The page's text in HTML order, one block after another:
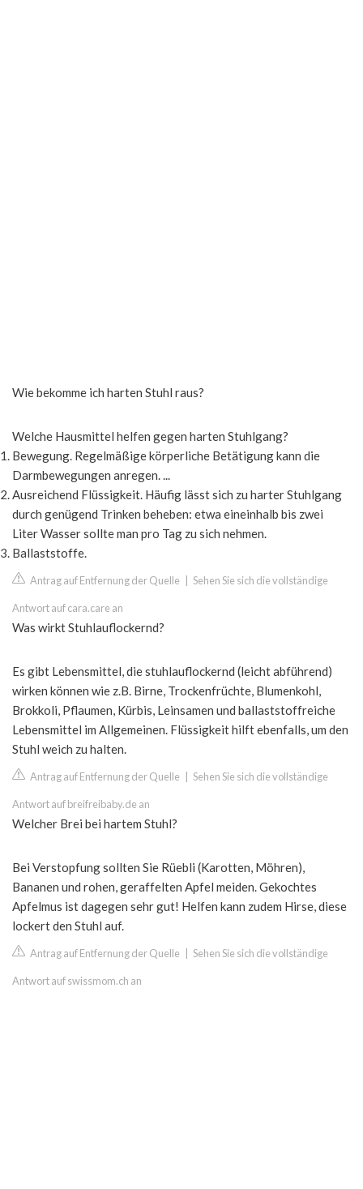
Wie bekomme ich harten Stuhl raus?
Welche Hausmittel helfen gegen harten Stuhlgang?
Bewegung. Regelmäßige körperliche Betätigung kann die
Darmbewegungen anregen. ...
Ausreichend Flüssigkeit. Häufig lässt sich zu harter Stuhlgang
durch genügend Trinken beheben: etwa eineinhalb bis zwei
Liter Wasser sollte man pro Tag zu sich nehmen.
Ballaststoffe.
Antrag auf Entfernung der Quelle Sehen Sie sich die vollständige
Antwort auf cara.care an
Was wirkt Stuhlauflockernd?
Es gibt Lebensmittel, die stuhlauflockernd (leicht abführend)
wirken können wie z.B. Birne, Trockenfrüchte, Blumenkohl,
Brokkoli, Pflaumen, Kürbis, Leinsamen und ballaststoffreiche
Lebensmittel im Allgemeinen. Flüssigkeit hilft ebenfalls, um den
Stuhl weich zu halten.
Antrag auf Entfernung der Quelle Sehen Sie sich die vollständige
Antwort auf breifreibaby.de an
Welcher Brei bei hartem Stuhl?
Bei Verstopfung sollten Sie Rüebli (Karotten, Möhren),
Bananen und rohen, geraffelten Apfel meiden. Gekochtes
Apfelmus ist dagegen sehr gut! Helfen kann zudem Hirse, diese
lockert den Stuhl auf.
Antrag auf Entfernung der Quelle Sehen Sie sich die vollständige
Antwort auf swissmom.ch an